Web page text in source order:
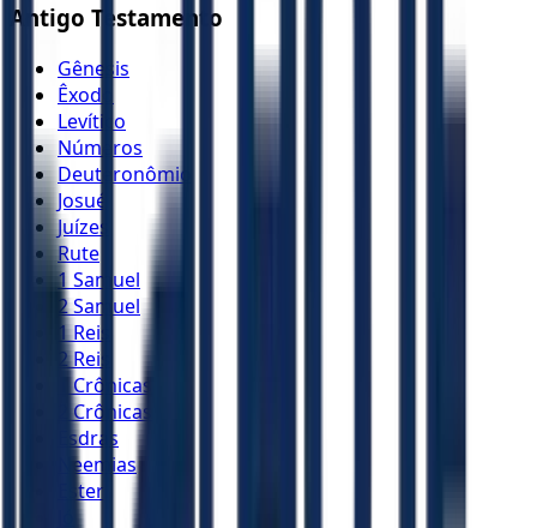
Antigo Testamento
Gênesis
Êxodo
Levítico
Números
Deuteronômio
Josué
Juízes
Rute
1 Samuel
2 Samuel
1 Reis
2 Reis
1 Crônicas
2 Crônicas
Esdras
Neemias
Ester